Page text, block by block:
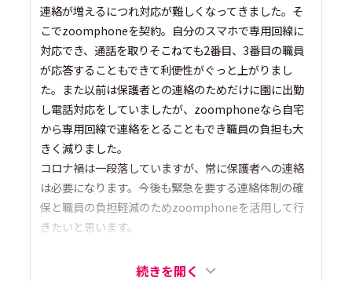
連絡が増えるにつれ対応が難しくなってきました。そ
こでzoomphoneを契約。自分のスマホで専用回線に
対応でき、通話を取りそこねても2番目、3番目の職員
が応答することもできて利便性がぐっと上がりまし
た。また以前は保護者との連絡のためだけに園に出勤
し電話対応をしていましたが、zoomphoneなら自宅
から専用回線で連絡をとることもでき職員の負担も大
きく減りました。
コロナ禍は一段落していますが、常に保護者への連絡
は必要になります。今後も緊急を要する連絡体制の確
保と職員の負担軽減のためzoomphoneを活用して行
きたいと思います。
続きを開く